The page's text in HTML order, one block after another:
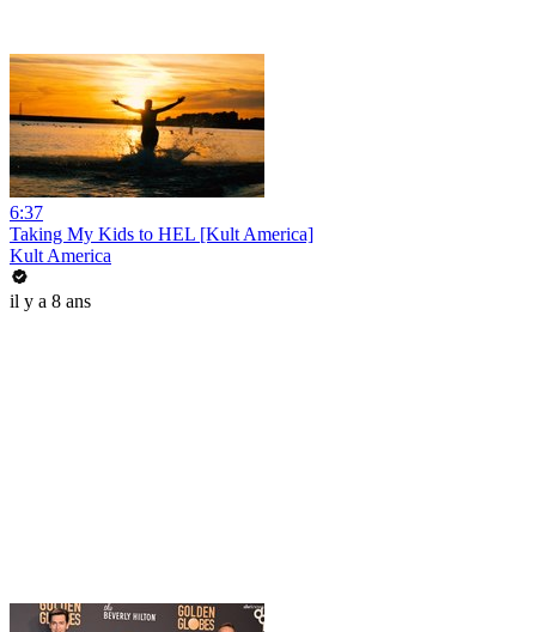
6:37
Taking My Kids to HEL [Kult America]
Kult America
il y a 8 ans